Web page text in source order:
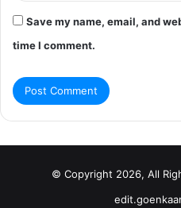
Save my name, email, and
time I comment.
© Copyright 2026, All